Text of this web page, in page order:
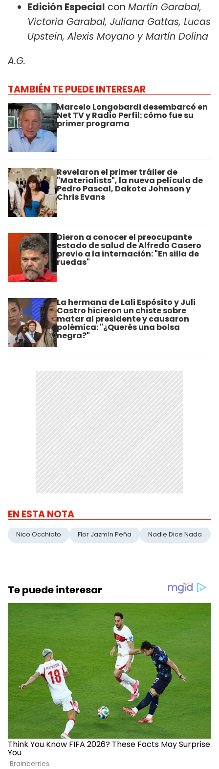
Edición Especial con Martín Garabal,
Victoria Garabal, Juliana Gattas, Lucas
Upstein, Alexis Moyano y Martín Dolina
A.G.
TAMBIÉN TE PUEDE INTERESAR
Marcelo Longobardi desembarcó en
Net TV y Radio Perfil: cómo fue su
primer programa
Revelaron el primer tráiler de
"Materialists", la nueva película de
Pedro Pascal, Dakota Johnson y
Chris Evans
Dieron a conocer el preocupante
estado de salud de Alfredo Casero
previo a la internación: "En silla de
ruedas"
La hermana de Lali Espósito y Juli
Castro hicieron un chiste sobre
matar al presidente y causaron
polémica: "¿Querés una bolsa
negra?"
EN ESTA NOTA
Nico Occhiato Flor Jazmín Peña Nadie Dice Nada